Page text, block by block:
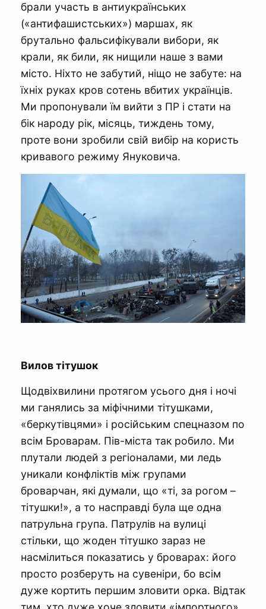
брали участь в антиукраїнських
(«антифашистських») маршах, як
брутально фальсифікували вибори, як
крали, як били, як нищили наше з вами
місто. Ніхто не забутий, ніщо не забуте: на
їхніх руках кров сотень вбитих українців.
Ми пропонували їм вийти з ПР і стати на
бік народу рік, місяць, тиждень тому,
проте вони зробили свій вибір на користь
кривавого режиму Януковича.
Вилов тітушок
Щодвіхвилини протягом усього дня і ночі
ми ганялись за міфічними тітушками,
«беркутівцями» і російським спецназом по
всім Броварам. Пів-міста так робило. Ми
плутали людей з регіоналами, ми ледь
уникали конфліктів між групами
броварчан, які думали, що «ті, за рогом –
тітушки!», а то насправді була ще одна
патрульна група. Патрулів на вулиці
стільки, що жоден тітушко зараз не
насмілиться показатись у броварах: його
просто розберуть на сувеніри, бо всім
дуже кортить першим зловити орка. Відтак